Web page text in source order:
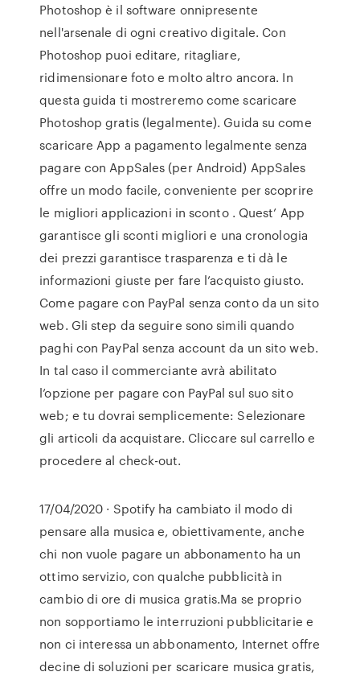
Photoshop è il software onnipresente
nell'arsenale di ogni creativo digitale. Con
Photoshop puoi editare, ritagliare,
ridimensionare foto e molto altro ancora. In
questa guida ti mostreremo come scaricare
Photoshop gratis (legalmente). Guida su come
scaricare App a pagamento legalmente senza
pagare con AppSales (per Android) AppSales
offre un modo facile, conveniente per scoprire
le migliori applicazioni in sconto . Quest’ App
garantisce gli sconti migliori e una cronologia
dei prezzi garantisce trasparenza e ti dà le
informazioni giuste per fare l’acquisto giusto.
Come pagare con PayPal senza conto da un sito
web. Gli step da seguire sono simili quando
paghi con PayPal senza account da un sito web.
In tal caso il commerciante avrà abilitato
l’opzione per pagare con PayPal sul suo sito
web; e tu dovrai semplicemente: Selezionare
gli articoli da acquistare. Cliccare sul carrello e
procedere al check-out.
17/04/2020 · Spotify ha cambiato il modo di
pensare alla musica e, obiettivamente, anche
chi non vuole pagare un abbonamento ha un
ottimo servizio, con qualche pubblicità in
cambio di ore di musica gratis.Ma se proprio
non sopportiamo le interruzioni pubblicitarie e
non ci interessa un abbonamento, Internet offre
decine di soluzioni per scaricare musica gratis,